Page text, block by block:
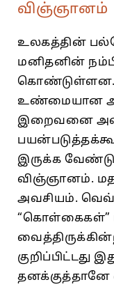
விஞ்ஞானம்
உலகத்தின்‌
மனிதனின்‌
கொண்டுள்ளன.
உண்மையான
இறைவனை
இருக்க
விஞ்ஞானம்‌.
அவசியம்‌.
“கொள்கைகள்‌”
குறிப்பிட்டது
தனக்குத்தானே